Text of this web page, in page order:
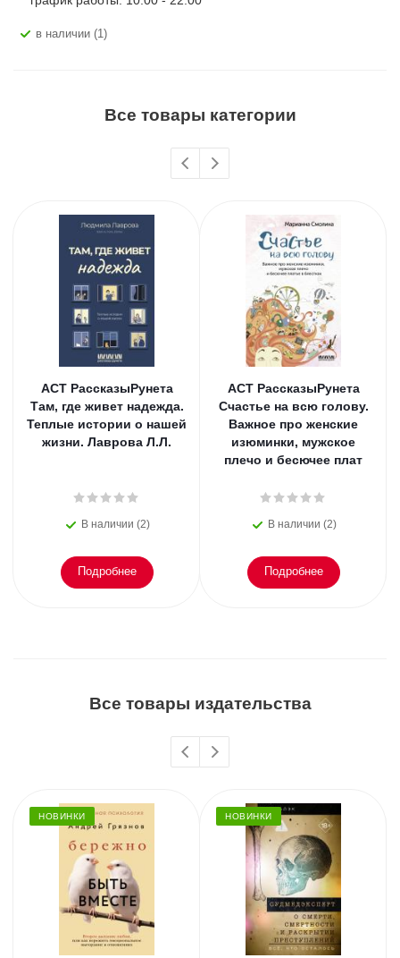
В наличии (1)
Все товары категории
АСТ РассказыРунета
Там, где живет надежда.
Теплые истории о нашей
жизни. Лаврова Л.Л.
В наличии (2)
Подробнее
АСТ РассказыРунета
Счастье на всю голову.
Важное про женские
изюминки, мужское
плечо и бесючее плат
В наличии (2)
Подробнее
Все товары издательства
НОВИНКИ НОВИНКИ